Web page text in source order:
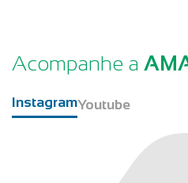
Acompanhe a
InstagramYoutube